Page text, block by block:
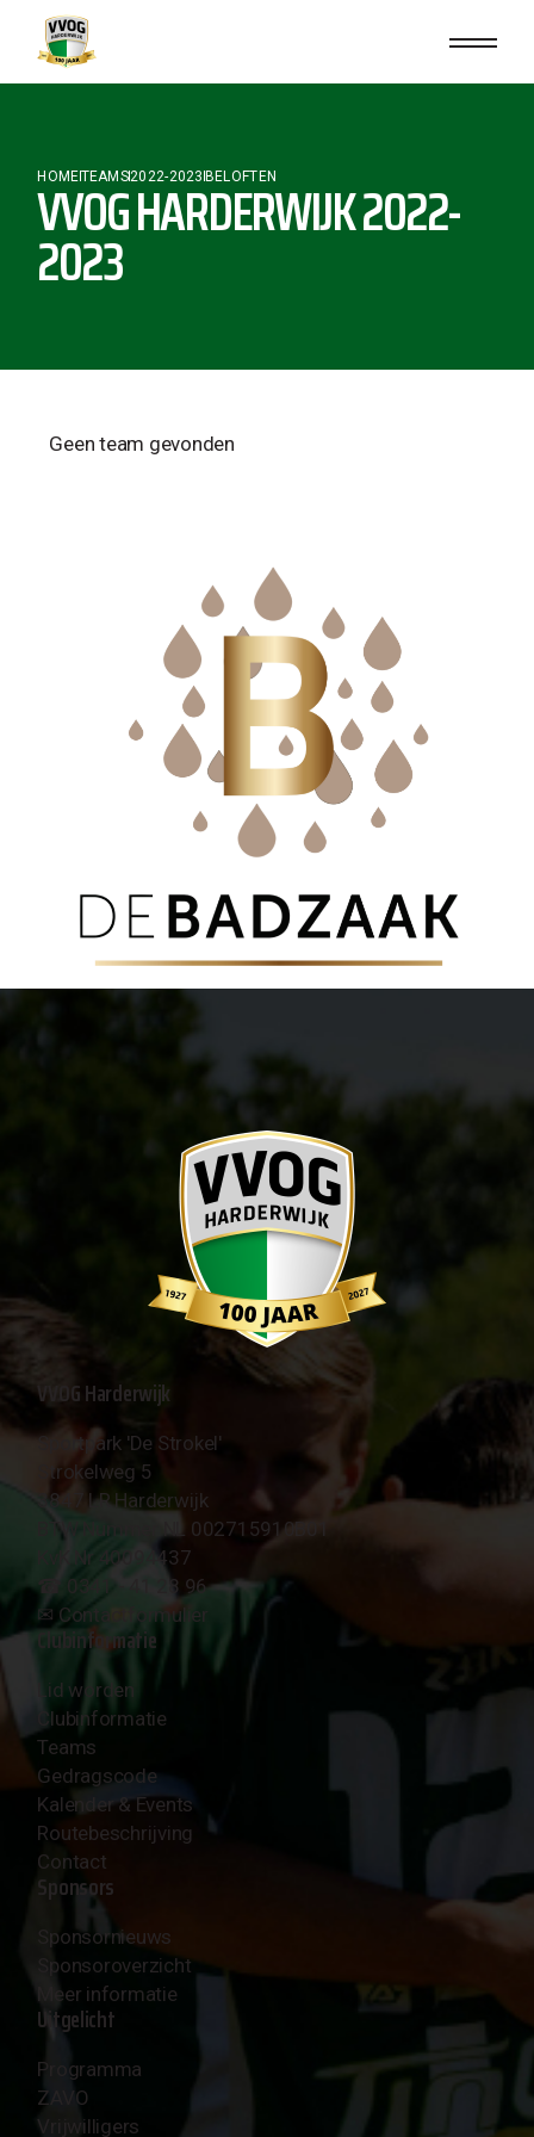
HOMETEAMS2022-2023 BELOFTEN
VVOG HARDERWIJK 2022-
2023
Geen team gevonden
VVOG Harderwijk
Sportpark 'De Strokel'
Strokelweg 5
3847 LR Harderwijk
BTW Nummer NL 002715910B01
KvK Nr 40094437
☎︎ 0341 - 41 28 96
✉︎ Contactformulier
Clubinformatie
Lid worden
Clubinformatie
Teams
Gedragscode
Kalender & Events
Routebeschrijving
Contact
Sponsors
Sponsornieuws
Sponsoroverzicht
Meer informatie
Uitgelicht
Programma
ZAVO
Vrijwilligers